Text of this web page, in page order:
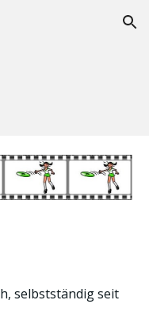
Skip to navigation
selbstständig seit